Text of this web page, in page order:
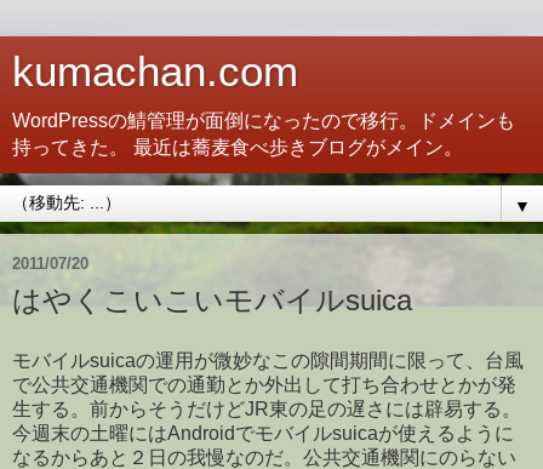
kumachan.com
WordPressの鯖管理が面倒になったので移行。ドメインも
持ってきた。 最近は蕎麦食べ歩きブログがメイン。
▼
2011/07/20
はやくこいこいモバイルsuica
モバイルsuicaの運用が微妙なこの隙間期間に限って、台風
で公共交通機関での通勤とか外出して打ち合わせとかが発
生する。前からそうだけどJR東の足の遅さには辟易する。
今週末の土曜にはAndroidでモバイルsuicaが使えるように
なるからあと２日の我慢なのだ。公共交通機関にのらない